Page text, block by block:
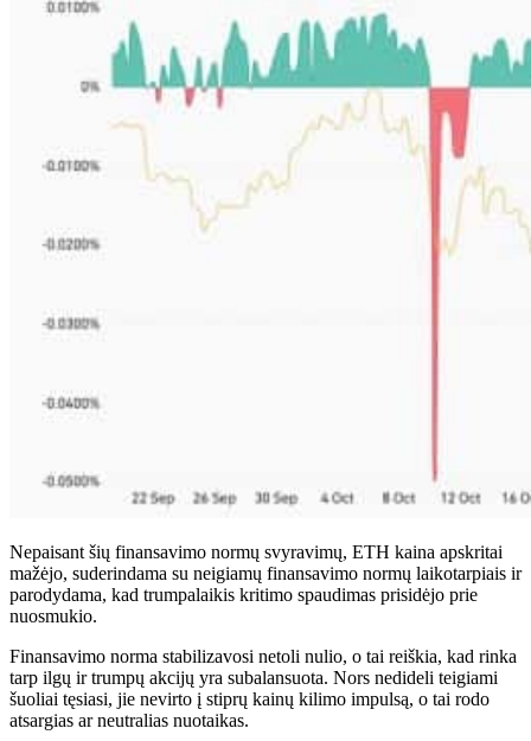
Nepaisant šių finansavimo normų svyravimų, ETH kaina apskritai
mažėjo, suderindama su neigiamų finansavimo normų laikotarpiais ir
parodydama, kad trumpalaikis kritimo spaudimas prisidėjo prie
nuosmukio.
Finansavimo norma stabilizavosi netoli nulio, o tai reiškia, kad rinka
tarp ilgų ir trumpų akcijų yra subalansuota. Nors nedideli teigiami
šuoliai tęsiasi, jie nevirto į stiprų kainų kilimo impulsą, o tai rodo
atsargias ar neutralias nuotaikas.